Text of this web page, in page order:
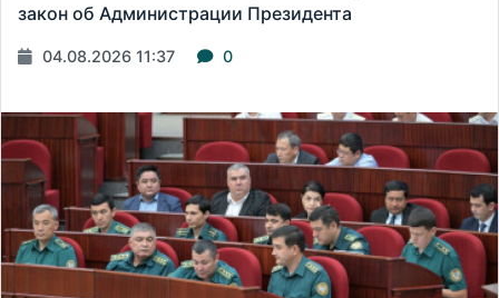
закон об Администрации Президента
04.08.2026 11:37 0